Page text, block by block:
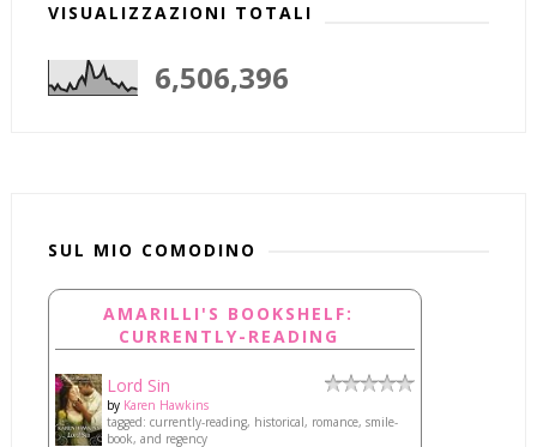
VISUALIZZAZIONI TOTALI
6,506,396
SUL MIO COMODINO
AMARILLI'S BOOKSHELF:
CURRENTLY-READING
Lord Sin
by Karen Hawkins
tagged: currently-reading, historical, romance, smile-
book, and regency